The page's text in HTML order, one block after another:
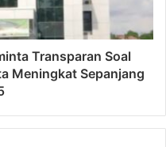
Transparan Soal
Meningkat Sepanjang